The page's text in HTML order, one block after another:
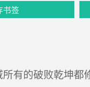
书签
的破败乾坤都修